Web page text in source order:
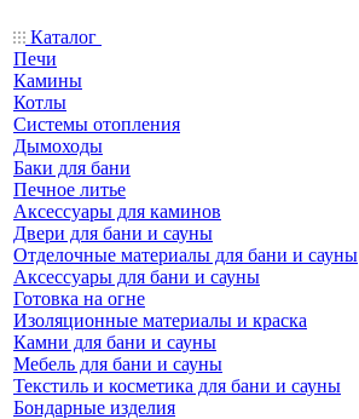
Каталог
Печи
Камины
Котлы
Системы отопления
Дымоходы
Баки для бани
Печное литье
Аксессуары для каминов
Двери для бани и сауны
Отделочные материалы для бани и сауны
Аксессуары для бани и сауны
Готовка на огне
Изоляционные материалы и краска
Камни для бани и сауны
Мебель для бани и сауны
Текстиль и косметика для бани и сауны
Бондарные изделия